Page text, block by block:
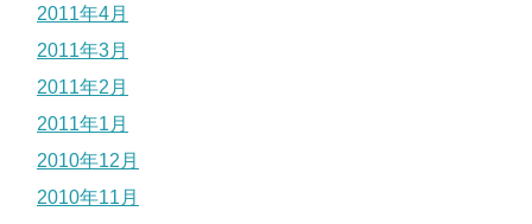
2011年4月
2011年3月
2011年2月
2011年1月
2010年12月
2010年11月